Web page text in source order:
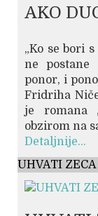
AKO
„Ko se bori
ne postane
ponor, i
Fridriha
je romana
obzirom na
Detaljnije...
UHVATI ZECA